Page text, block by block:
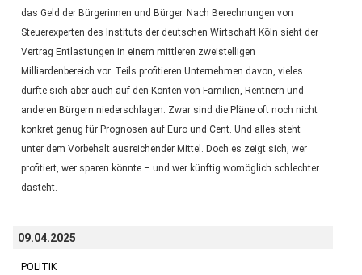
das Geld der Bürgerinnen und Bürger. Nach Berechnungen von
Steuerexperten des Instituts der deutschen Wirtschaft Köln sieht der
Vertrag Entlastungen in einem mittleren zweistelligen
Milliardenbereich vor. Teils profitieren Unternehmen davon, vieles
dürfte sich aber auch auf den Konten von Familien, Rentnern und
anderen Bürgern niederschlagen. Zwar sind die Pläne oft noch nicht
konkret genug für Prognosen auf Euro und Cent. Und alles steht
unter dem Vorbehalt ausreichender Mittel. Doch es zeigt sich, wer
profitiert, wer sparen könnte – und wer künftig womöglich schlechter
dasteht.
09.04.2025
POLITIK